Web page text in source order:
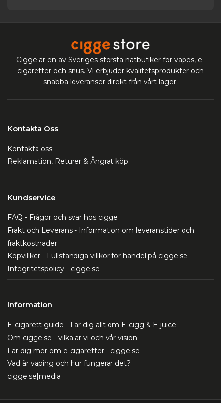
Cigge är en av Sveriges största nätbutiker för vapes, e-
cigaretter och snus. Vi erbjuder kvalitetsprodukter och
snabba leveranser direkt från vårt lager.
Kontakta Oss
Kontakta oss
Reklamation, Returer & Ångrat köp
Kundservice
FAQ - Frågor och svar hos cigge
Frakt och Leverans - Information om leveranstider och
fraktkostnader
Köpvillkor - Fullständiga villkor för handel på cigge.se
Integritetspolicy - cigge.se
Information
E-cigarett guide - Lär dig allt om E-cigg & E-juice
Om cigge.se - vilka är vi och vår vision
Lär dig mer om e-cigaretter - cigge.se
Vad är vaping och hur fungerar det?
cigge.se|media